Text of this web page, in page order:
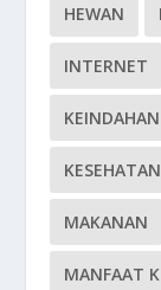
HEWAN
INTERNET
KEINDAHAN
KESEHATAN
MAKANAN
MANFAAT